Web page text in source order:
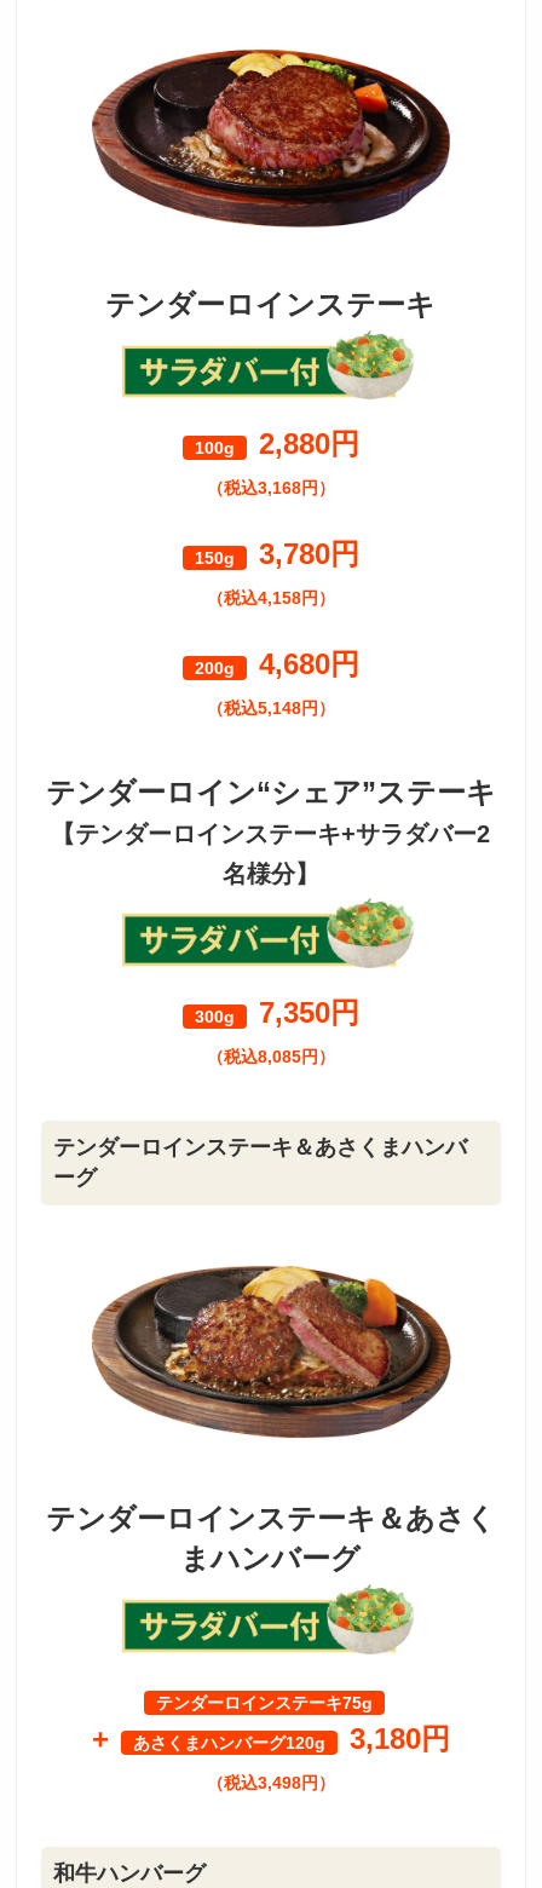
テンダーロインステーキ
100g 2,880円
（税込3,168円）
150g 3,780円
（税込4,158円）
200g 4,680円
（税込5,148円）
テンダーロイン“シェア”ステーキ
【テンダーロインステーキ+サラダバー2
名様分】
300g 7,350円
（税込8,085円）
テンダーロインステーキ＆あさくまハンバ
ーグ
テンダーロインステーキ＆あさく
まハンバーグ
テンダーロインステーキ75g
+ あさくまハンバーグ120g 3,180円
（税込3,498円）
和牛ハンバーグ